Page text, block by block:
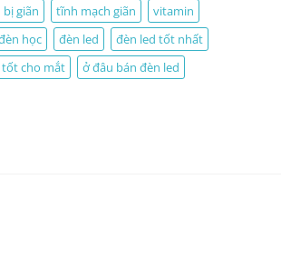
giãn tĩnh mạch giãn
vitamin
học đèn led
đèn led tốt nhất
cho mắt ở đâu bán đèn led